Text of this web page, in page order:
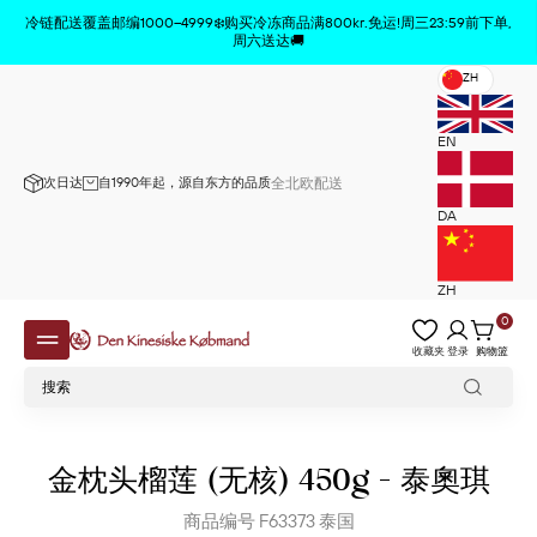
冷链配送覆盖邮编1000–4999❄️购买冷冻商品满800kr.免运!周三23:59前下单,
周六送达🚚
次日达 自1990年起，源自东方的品质全北欧配送
ZH
EN
DA
ZH
收藏夹登录 购物篮
0
金枕头榴莲 (无核) 450g – 泰奧琪
商品编号 F63373泰国
商品已从购物车中删除 x